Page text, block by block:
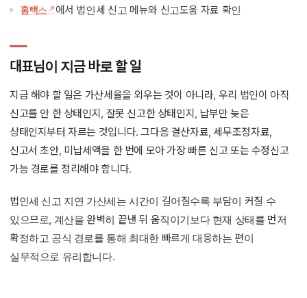
홈택스 에서 법인세 신고 메뉴와 신고도움 자료 확인
대표님이 지금 바로 할 일
지금 해야 할 일은 가산세율을 외우는 것이 아니라, 우리 법인이 아직
신고를 안 한 상태인지, 잘못 신고한 상태인지, 납부만 늦은
상태인지부터 자르는 것입니다. 그다음 결산자료, 세무조정자료,
신고서 초안, 미납세액을 한 번에 모아 가장 빠른 신고 또는 수정신고
가능 경로를 정리해야 합니다.
법인세 신고 지연 가산세는 시간이 길어질수록 부담이 커질 수
있으므로, 계산을 완벽히 끝낸 뒤 움직이기보다 현재 상태를 먼저
확정하고 공식 경로를 통해 최대한 빠르게 대응하는 편이
실무적으로 유리합니다.